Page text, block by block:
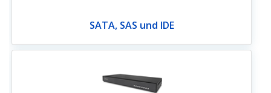
SATA, SAS und IDE